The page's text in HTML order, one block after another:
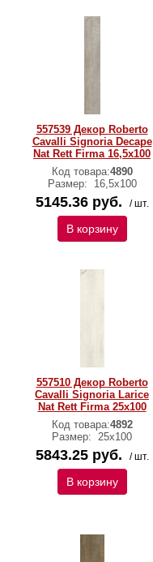
557539 Декор Roberto
Cavalli Signoria Decape
Nat Rett Firma 16,5x100
Код товара:4890
Размер:
16,5x100
5145.36 руб. / шт.
В корзину
557510 Декор Roberto
Cavalli Signoria Larice
Nat Rett Firma 25x100
Код товара:4892
Размер: 25x100
5843.25 руб. / шт.
В корзину